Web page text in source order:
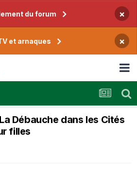
du forum ×
et arnaques ×
Débauche dans les Cités
filles